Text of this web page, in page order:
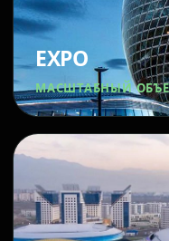
EXPO
МАСШТАБНЫЙ